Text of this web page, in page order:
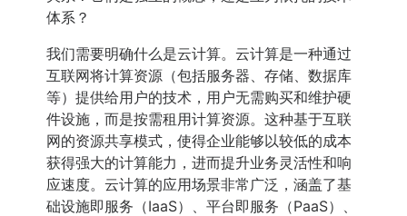
体系？
我们需要明确什么是云计算。云计算是一种通过
互联网将计算资源（包括服务器、存储、数据库
等）提供给用户的技术，用户无需购买和维护硬
件设施，而是按需租用计算资源。这种基于互联
网的资源共享模式，使得企业能够以较低的成本
获得强大的计算能力，进而提升业务灵活性和响
应速度。云计算的应用场景非常广泛，涵盖了基
础设施即服务（IaaS）、平台即服务（PaaS）、